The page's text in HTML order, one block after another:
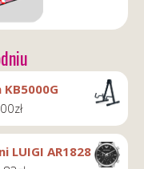
zł
LUIGI AR1828